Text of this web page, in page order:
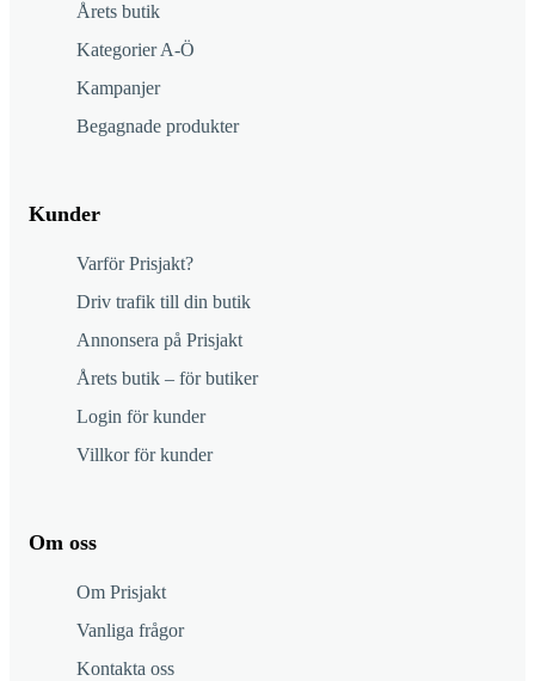
Årets butik
Kategorier A-Ö
Kampanjer
Begagnade produkter
Kunder
Varför Prisjakt?
Driv trafik till din butik
Annonsera på Prisjakt
Årets butik – för butiker
Login för kunder
Villkor för kunder
Om oss
Om Prisjakt
Vanliga frågor
Kontakta oss